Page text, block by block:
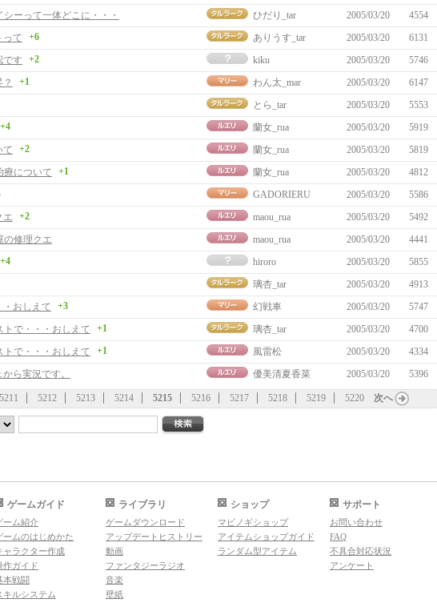
シーって一体どこに・・・
ひだり_tar 2005/03/20
4554
って
+6 ありうす_tar 2005/03/20
6131
です
+2 kiku 2005/03/20
5746
+1 わん太_mar 2005/03/20
6147
とら_tar 2005/03/20
5553
+4 蘭女_rua 2005/03/20
5919
て
+2 蘭女_rua 2005/03/20
5819
療について
+1 蘭女_rua 2005/03/20
4812
GADORIERU 2005/03/20
5586
エ
+2 maou_rua 2005/03/20
5492
の修理クエ
maou_rua 2005/03/20
4441
+4 hiroro 2005/03/20
5855
璃杏_tar 2005/03/20
4913
・おしえて
+3 幻戦車 2005/03/20
5747
トで・・・おしえて
+1 璃杏_tar 2005/03/20
4700
トで・・・おしえて
+1 風雷松 2005/03/20
4334
ら実況です。
優美清夏香菜 2005/03/20 5396
5211 5212 5213 5214 5215 5216 5217 5218 5219 5220 次へ
ゲームガイド
ーム紹介
ームのはじめかた
ャラクター作成
作ガイド
本戦闘
キルシステム
ライブラリ
ゲームダウンロード
アップデートヒストリー
動画
ファンタジーラジオ
音楽
壁紙
ショップ
マビノギショップ
アイテムショップガイド
ランダム型アイテム
サポート
お問い合わせ
FAQ
不具合対応状況
アンケート